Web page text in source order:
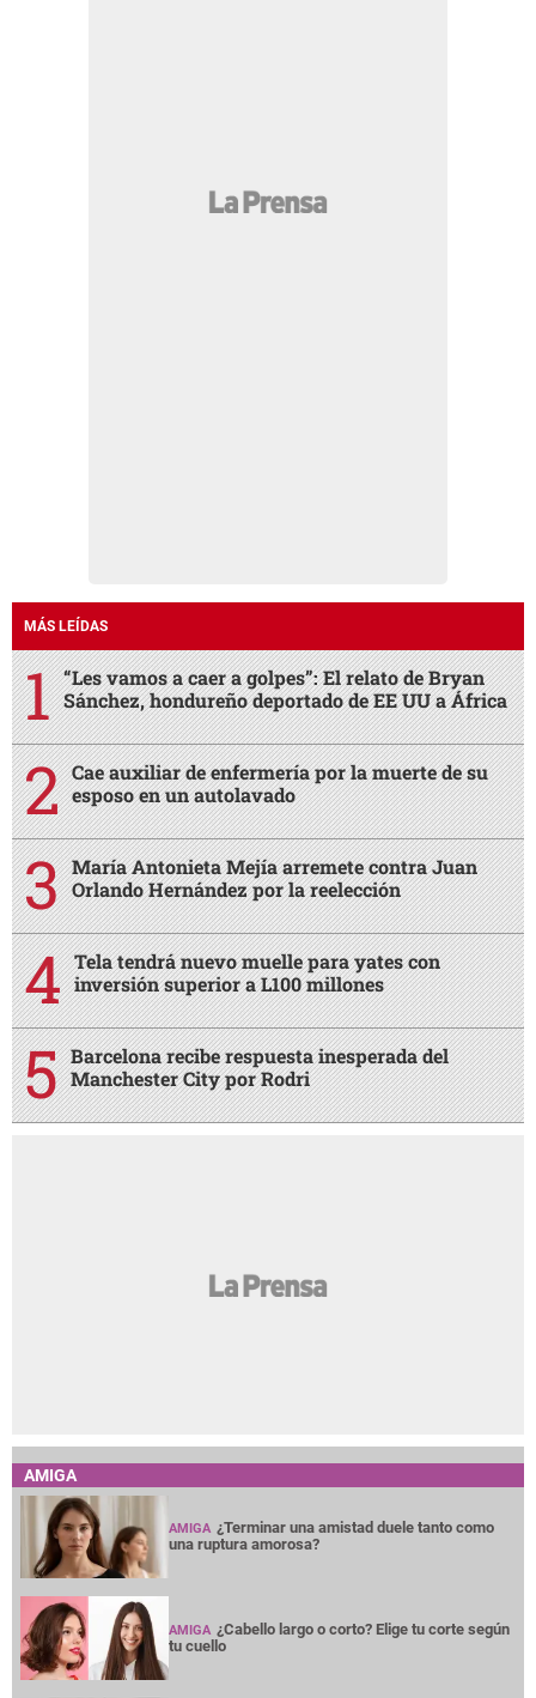
MÁS LEÍDAS
“Les vamos a caer a golpes”: El relato de Bryan
Sánchez, hondureño deportado de EE UU a África
Cae auxiliar de enfermería por la muerte de su
esposo en un autolavado
María Antonieta Mejía arremete contra Juan
Orlando Hernández por la reelección
Tela tendrá nuevo muelle para yates con
inversión superior a L100 millones
Barcelona recibe respuesta inesperada del
Manchester City por Rodri
AMIGA
AMIGA ¿Terminar una amistad duele tanto como
una ruptura amorosa?
AMIGA ¿Cabello largo o corto? Elige tu corte según
tu cuello